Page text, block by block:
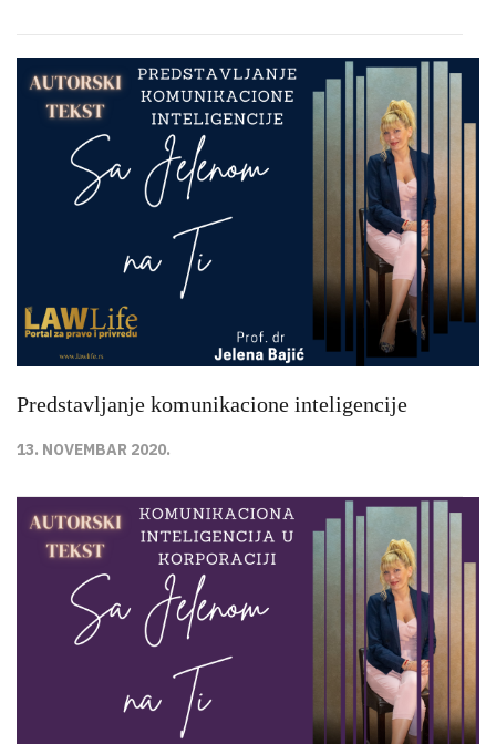
Predstavljanje komunikacione inteligencije
13. NOVEMBAR 2020.